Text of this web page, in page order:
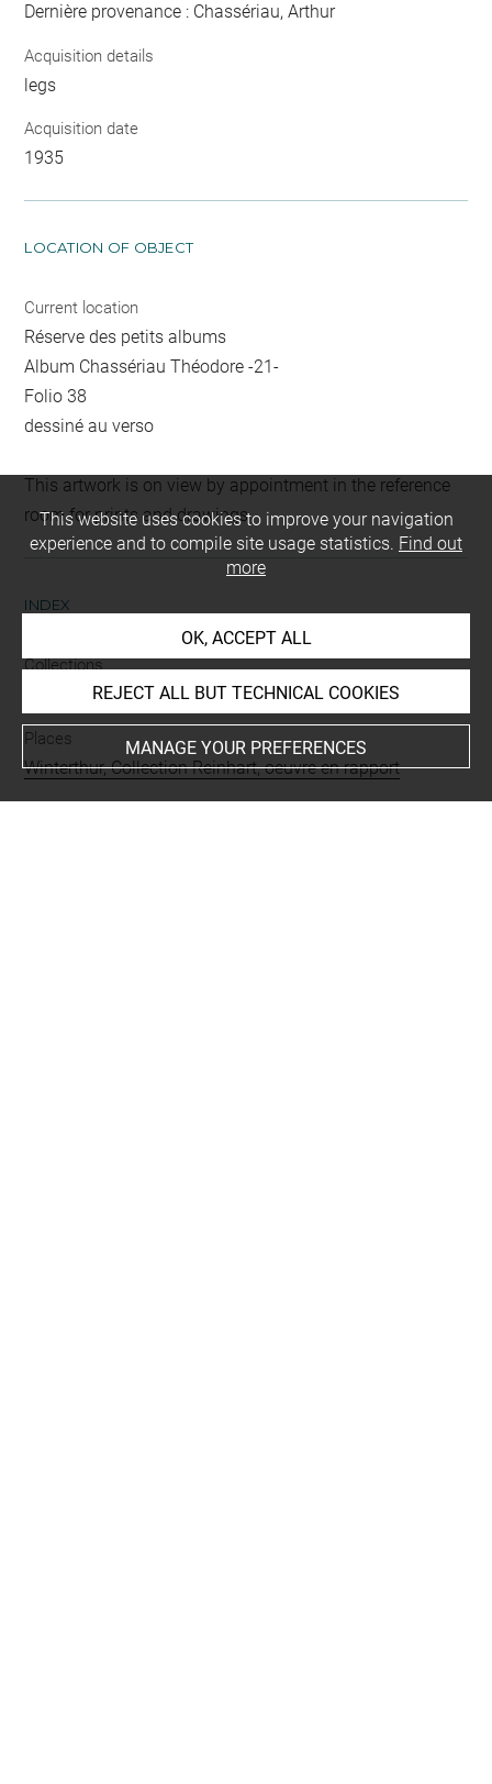
Dernière provenance : Chassériau, Arthur
Acquisition details
legs
Acquisition date
1935
LOCATION OF OBJECT
Current location
Réserve des petits albums
Album Chassériau Théodore -21-
Folio 38
dessiné au verso
This artwork is on view by appointment in the reference
room for prints and drawings
INDEX
Collections
Chassériau, Arthur
Places
Winterthur, Collection Reinhart, oeuvre en rapport
This website uses cookies to improve your navigation
experience and to compile site usage statistics. Find out
more
OK, ACCEPT ALL
REJECT ALL BUT TECHNICAL COOKIES
MANAGE YOUR PREFERENCES